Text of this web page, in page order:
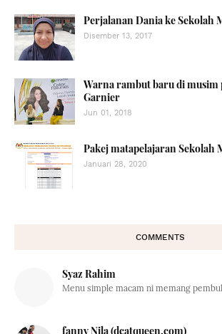
Perjalanan Dania ke Sekolah
Disember 13, 2017
Warna rambut baru di musim
Garnier
Jun 01, 2018
Pakej matapelajaran Sekolah
Januari 28, 2020
COMMENTS
Syaz Rahim
Menu simple macam ni memang
fanny Nila (dcatqueen.com)